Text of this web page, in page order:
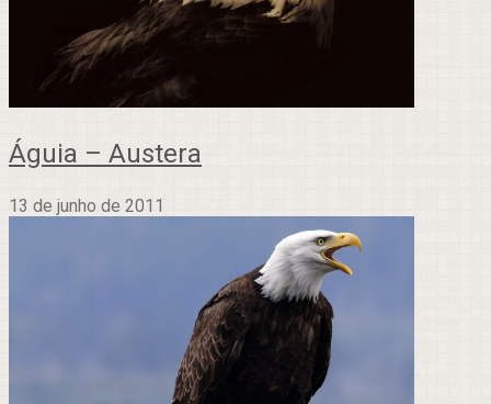
Águia – Austera
13 de junho de 2011